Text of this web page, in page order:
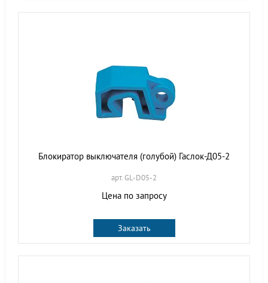
Блокиратор выключателя (голубой) Гаслок-Д05-2
арт. GL-D05-2
Цена по запросу
Заказать